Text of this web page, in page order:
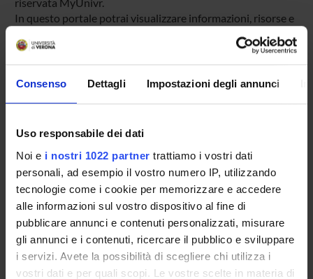
Consenso Dettagli Impostazioni degli annunci
Uso responsabile dei dati
Noi e i nostri 1022 partner trattiamo i vostri dati
personali, ad esempio il vostro numero IP, utilizzando
tecnologie come i cookie per memorizzare e accedere
alle informazioni sul vostro dispositivo al fine di
pubblicare annunci e contenuti personalizzati, misurare
gli annunci e i contenuti, ricercare il pubblico e sviluppare
i servizi. Avete la possibilità di scegliere chi utilizza i
vostri dati e per quali scopi. Le vostre scelte in materia di
In questo portale potrai visualizzare informazioni, risorse e
servizi utili che riguardano la tua carriera universitaria
(libretto online, gestione della carriera Esse3, corsi e-
learning, email istituzionale, modulistica di segreteria,
procedure amministrative, ecc.).
MYUNIVR
Contatti
Persone
Luoghi